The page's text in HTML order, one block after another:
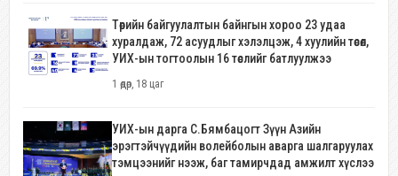
Төрийн байгуулалтын байнгын хороо 23 удаа
хуралдаж, 72 асуудлыг хэлэлцэж, 4 хуулийн төсөл,
УИХ-ын тогтоолын 16 төслийг батлуулжээ
1 өдөр, 18 цаг
УИХ-ын дарга С.Бямбацогт Зүүн Азийн
эрэгтэйчүүдийн волейболын аварга шалгаруулах
тэмцээнийг нээж, баг тамирчдад амжилт хүслээ